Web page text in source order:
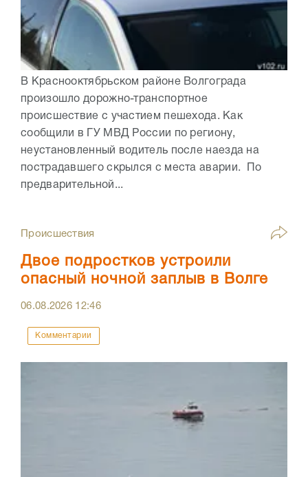
В Краснооктябрьском районе Волгограда
произошло дорожно-транспортное
происшествие с участием пешехода. Как
сообщили в ГУ МВД России по региону,
неустановленный водитель после наезда на
пострадавшего скрылся с места аварии. По
предварительной...
Происшествия
Двое подростков устроили
опасный ночной заплыв в Волге
06.08.2026 12:46
Комментарии